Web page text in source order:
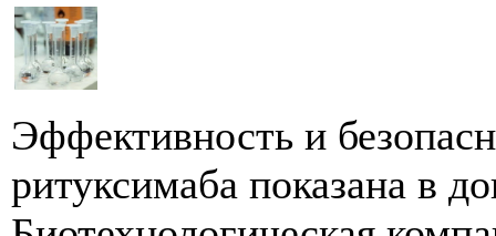
Эффективность и
ритуксимаба показана в